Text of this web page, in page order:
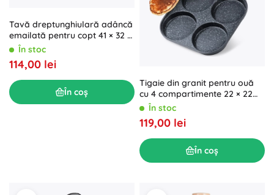
Tavă dreptunghiulară adâncă
emailată pentru copt 41 × 32 ×
6 cmÎn stoc
114,00 lei
În coș
Tigaie din granit pentru ouă
cu 4 compartimente 22 × 22
cmÎn stoc
119,00 lei
În coș